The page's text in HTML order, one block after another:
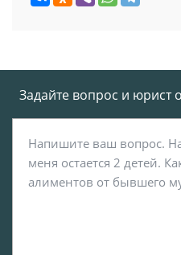
Задайте вопрос и юрист